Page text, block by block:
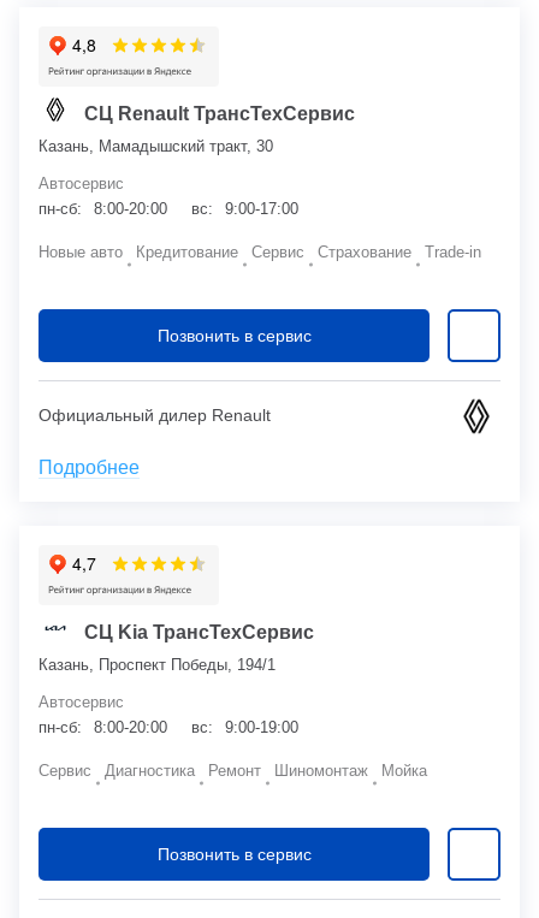
СЦ Renault ТрансТехСервис
Казань, Мамадышский тракт, 30
Автосервис
пн-сб:
8:00-20:00 вс: 9:00-17:00
Новые авто Кредитование Сервис Страхование Trade-in
Позвонить в сервис
Официальный дилер Renault
Подробнее
СЦ Kia ТрансТехСервис
Казань, Проспект Победы, 194/1
Автосервис
пн-сб:
8:00-20:00 вс: 9:00-19:00
Сервис Диагностика Ремонт Шиномонтаж Мойка
Позвонить в сервис